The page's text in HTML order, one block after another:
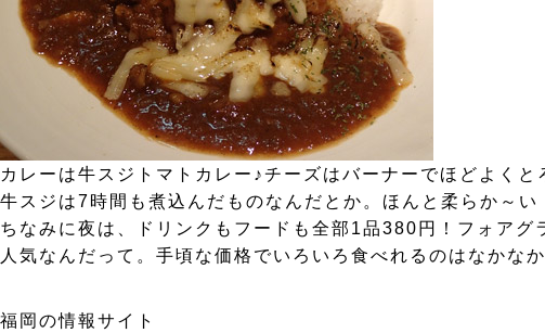
カレーは牛スジトマトカレー♪チーズはバーナーでほどよく
牛スジは7時間も煮込んだものなんだとか。ほんと柔らか～
ちなみに夜は、ドリンクもフードも全部1品380円！フォア
人気なんだって。手頃な価格でいろいろ食べれるのはなか
福岡の情報サイト